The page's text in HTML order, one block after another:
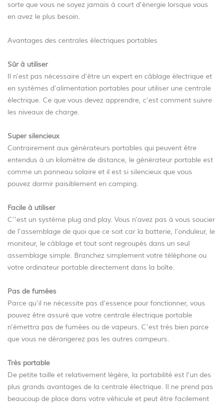
sorte que vous ne soyez jamais à court d'énergie lorsque vous
en avez le plus besoin.
Avantages des centrales électriques portables
Sûr à utiliser
Il n'est pas nécessaire d'être un expert en câblage électrique et
en systèmes d'alimentation portables pour utiliser une centrale
électrique. Ce que vous devez apprendre, c'est comment suivre
les niveaux de charge.
Super silencieux
Contrairement aux générateurs portables qui peuvent être
entendus à un kilomètre de distance, le générateur portable est
comme un panneau solaire et il est si silencieux que vous
pouvez dormir paisiblement en camping.
Facile à utiliser
C''est un système plug and play. Vous n'avez pas à vous soucier
de l'assemblage de quoi que ce soit car la batterie, l'onduleur, le
moniteur, le câblage et tout sont regroupés dans un seul
assemblage simple. Branchez simplement votre téléphone ou
votre ordinateur portable directement dans la boîte.
Pas de fumées
Parce qu'il ne nécessite pas d'essence pour fonctionner, vous
pouvez être assuré que votre centrale électrique portable
n'émettra pas de fumées ou de vapeurs. C'est très bien parce
que vous ne dérangerez pas les autres campeurs.
Très portable
De petite taille et relativement légère, la portabilité est l'un des
plus grands avantages de la centrale électrique. Il ne prend pas
beaucoup de place dans votre véhicule et peut être facilement